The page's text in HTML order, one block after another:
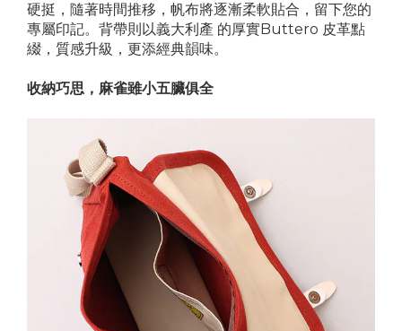
硬挺，隨著時間推移，帆布將逐漸柔軟貼合，留下您的
專屬印記。背帶則以義大利產 的厚實Buttero 皮革點
綴，質感升級，更添經典韻味。
收納巧思，麻雀雖小五臟俱全